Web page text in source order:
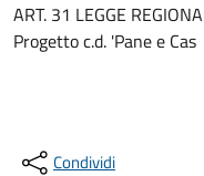
ART. 31 LEGGE
Progetto c.d. 'Pane e Cas
Condividi